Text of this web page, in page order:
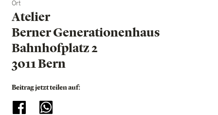
Ort
Atelier
Berner Generationenhaus
Bahnhofplatz 2
3011 Bern
Beitrag jetzt teilen auf: